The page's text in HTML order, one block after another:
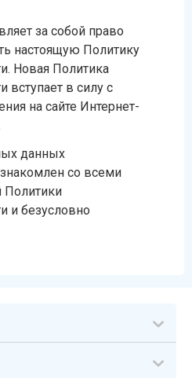
за собой право
настоящую Политику
Новая Политика
вступает в силу с
на сайте Интернет-
данных
со всеми
Политики
и безусловно